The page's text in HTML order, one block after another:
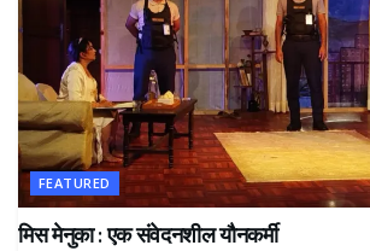
FEATURED
मिस मेनुका : एक संवेदनशील यौनकर्मी